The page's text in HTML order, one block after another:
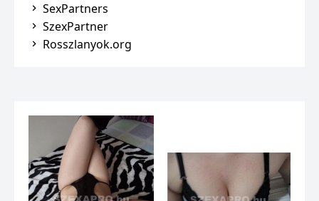
SexPartners
SzexPartner
Rosszlanyok.org